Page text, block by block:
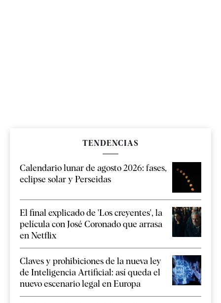
TENDENCIAS
Calendario lunar de agosto 2026: fases,
eclipse solar y Perseidas
El final explicado de 'Los creyentes', la
película con José Coronado que arrasa
en Netflix
Claves y prohibiciones de la nueva ley
de Inteligencia Artificial: así queda el
nuevo escenario legal en Europa